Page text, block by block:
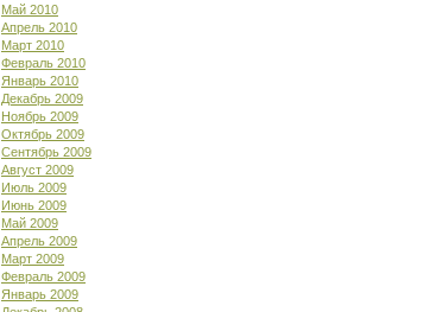
Май 2010
Апрель 2010
Март 2010
Февраль 2010
Январь 2010
Декабрь 2009
Ноябрь 2009
Октябрь 2009
Сентябрь 2009
Август 2009
Июль 2009
Июнь 2009
Май 2009
Апрель 2009
Март 2009
Февраль 2009
Январь 2009